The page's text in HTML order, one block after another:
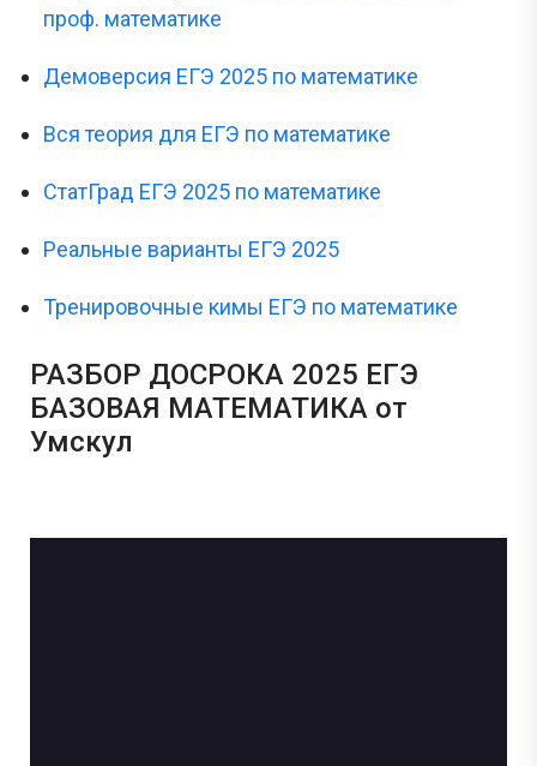
проф. математике
Демоверсия ЕГЭ 2025 по математике
Вся теория для ЕГЭ по математике
СтатГрад ЕГЭ 2025 по математике
Реальные варианты ЕГЭ 2025
Тренировочные кимы ЕГЭ по математике
РАЗБОР ДОСРОКА 2025 ЕГЭ
БАЗОВАЯ МАТЕМАТИКА от
Умскул